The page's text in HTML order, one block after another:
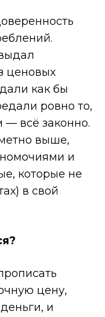
ценовых
как бы
ровно то,
всё законно.
выше,
и
которые не
в свой
цену,
и